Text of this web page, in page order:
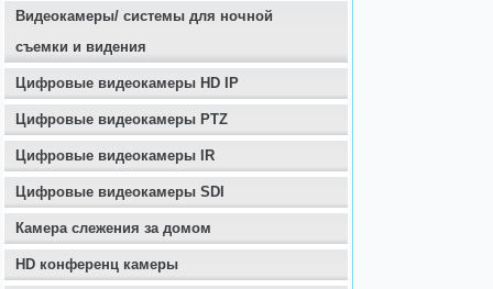
Видеокамеры/ системы для ночной
съемки и видения
Цифровые видеокамеры HD IP
Цифровые видеокамеры PTZ
Цифровые видеокамеры IR
Цифровые видеокамеры SDI
Камера слежения за домом
HD конференц камеры